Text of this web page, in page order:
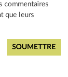
commentaires
que leurs